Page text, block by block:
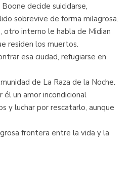
decide suicidarse,
sobrevive de forma milagrosa.
otro interno le habla de Midian
residen los muertos.
esa ciudad, refugiarse en
de La Raza de la Noche.
él un amor incondicional
y luchar por rescatarlo, aunque
frontera entre la vida y la